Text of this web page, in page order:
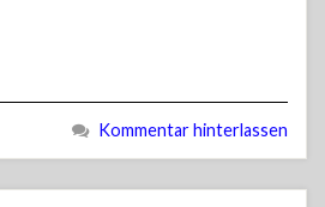
Kommentar hinterlassen